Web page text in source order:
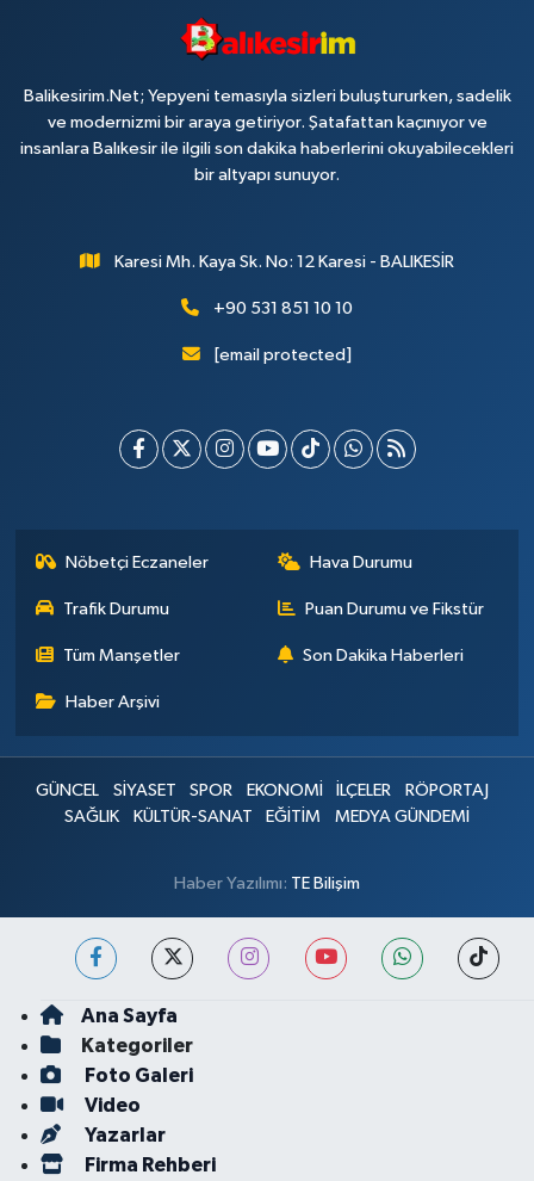
Balikesirim.Net; Yepyeni temasıyla sizleri buluştururken, sadelik
ve modernizmi bir araya getiriyor. Şatafattan kaçınıyor ve
insanlara Balıkesir ile ilgili son dakika haberlerini okuyabilecekleri
bir altyapı sunuyor.
Karesi Mh. Kaya Sk. No: 12 Karesi - BALIKESİR
+90 531 851 10 10
[email protected]
Nöbetçi Eczaneler Hava Durumu
Trafik Durumu Puan Durumu ve Fikstür
Tüm Manşetler Son Dakika Haberleri
Haber Arşivi
GÜNCEL SİYASET SPOR EKONOMİ İLÇELER
RÖPORTAJ
SAĞLIK
KÜLTÜR-SANAT EĞİTİM MEDYA GÜNDEMİ
Haber Yazılımı: TE Bilişim
Ana Sayfa
Kategoriler
Foto Galeri
Video
Yazarlar
Firma Rehberi